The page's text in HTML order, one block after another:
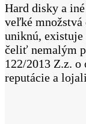
Hard disky a
veľké množstvá
uniknú, existuje
čeliť nemalým
122/2013 Z.z. o
reputácie a